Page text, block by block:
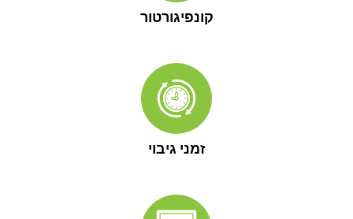
קונפיגורטור
זמני גיבוי